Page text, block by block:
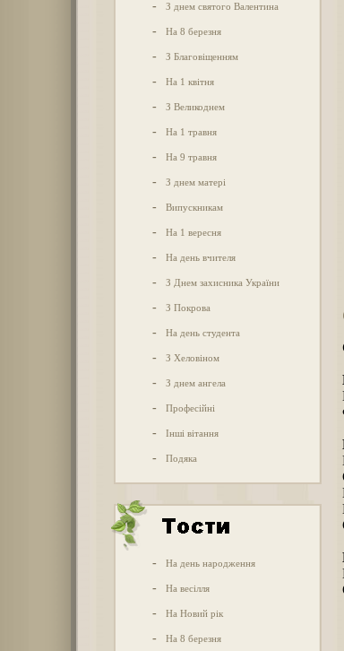
- З днем святого Валентина
- На 8 березня
- З Благовіщенням
- На 1 квітня
- З Великоднем
- На 1 травня
- На 9 травня
- З днем матері
- Випускникам
- На 1 вересня
- На день вчителя
- З Днем захисника України
- З Покрова
- На день студента
- З Хеловіном
- З днем ангела
- Професійні
- Інші вітання
- Подяка
- На день народження
- На весілля
- На Новий рік
- На 8 березня